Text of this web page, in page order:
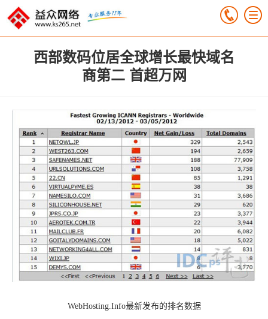
西部数码位居全球增长最快域名
商第二 首超万网
WebHosting.Info最新发布的排名数据